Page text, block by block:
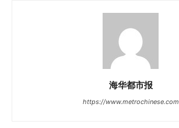
海华都市报
https://www.metrochinese.com